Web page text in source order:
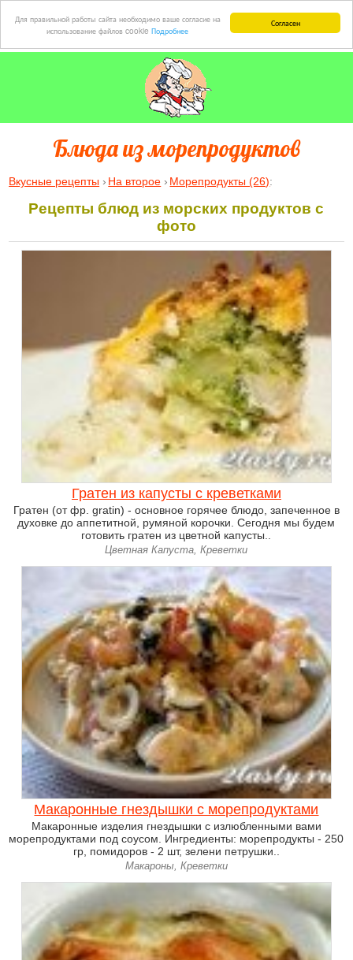
Согласен
Для правильной работы сайта необходимо ваше согласие на
использование файлов cookie Подробнее
Блюда из морепродуктов
Вкусные рецепты На второе Морепродукты (26):
Рецепты блюд из морских продуктов с
фото
Гратен из капусты с креветками
Гратен (от фр. gratin) - основное горячее блюдо, запеченное в
духовке до аппетитной, румяной корочки. Сегодня мы будем
готовить гратен из цветной капусты..
Цветная Капуста, Креветки
Макаронные гнездышки с морепродуктами
Макаронные изделия гнездышки с излюбленными вами
морепродуктами под соусом. Ингредиенты: морепродукты - 250
гр, помидоров - 2 шт, зелени петрушки..
Макароны, Креветки